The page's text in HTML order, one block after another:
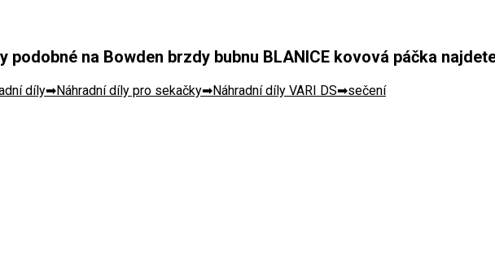
podobné na Bowden brzdy bubnu BLANICE kovová páčka
díly Náhradní díly pro sekačky Náhradní díly VARI DS sečení